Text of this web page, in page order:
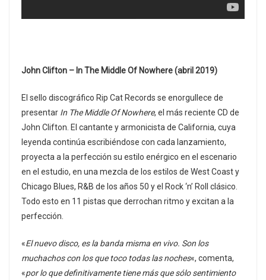
John Clifton – In The Middle Of Nowhere (abril 2019)
El sello discográfico Rip Cat Records se enorgullece de
presentar In The Middle Of Nowhere, el más reciente CD de
John Clifton. El cantante y armonicista de California, cuya
leyenda continúa escribiéndose con cada lanzamiento,
proyecta a la perfección su estilo enérgico en el escenario
en el estudio, en una mezcla de los estilos de West Coast y
Chicago Blues, R&B de los años 50 y el Rock ‘n’ Roll clásico.
Todo esto en 11 pistas que derrochan ritmo y excitan a la
perfección.
«El nuevo disco, es la banda misma en vivo. Son los
muchachos con los que toco todas las noches«, comenta,
«por lo que definitivamente tiene más que sólo sentimiento